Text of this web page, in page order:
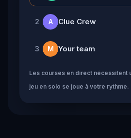
2 A Clue Crew
3 M Your team
Les courses en direct nécessitent
jeu en solo se joue à votre rythme.